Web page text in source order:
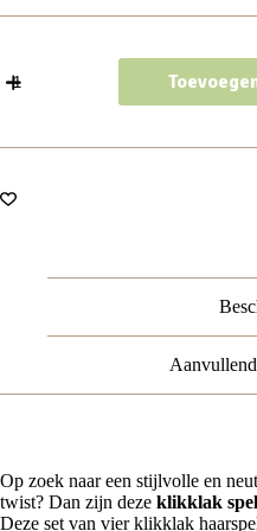
Klikklak
Hart
Stippen
–
Op zoek naar een stijlvolle en
twist? Dan zijn deze klikklak
Deze set van vier klikklak